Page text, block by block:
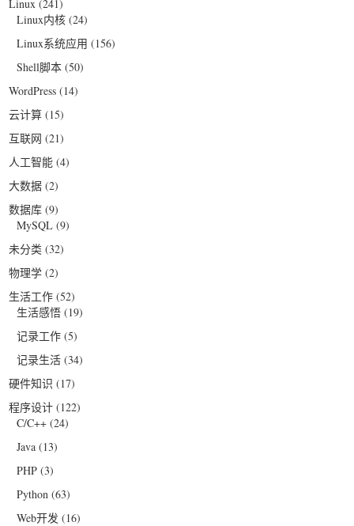
Linux (241)
Linux内核 (24)
Linux系统应用 (156)
Shell脚本 (50)
WordPress (14)
云计算 (15)
互联网 (21)
人工智能 (4)
大数据 (2)
数据库 (9)
MySQL (9)
未分类 (32)
物理学 (2)
生活工作 (52)
生活感悟 (19)
记录工作 (5)
记录生活 (34)
硬件知识 (17)
程序设计 (122)
C/C++ (24)
Java (13)
PHP (3)
Python (63)
Web开发 (16)